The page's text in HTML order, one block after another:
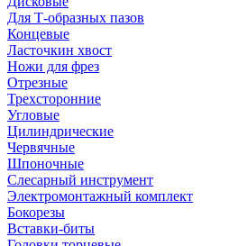
Для Т-образных пазов
Концевые
Ласточкин хвост
Ножи для фрез
Отрезные
Трехсторонние
Угловые
Цилиндрические
Червячные
Шпоночные
Слесарный инструмент
Электромонтажный комплект
Бокорезы
Вставки-биты